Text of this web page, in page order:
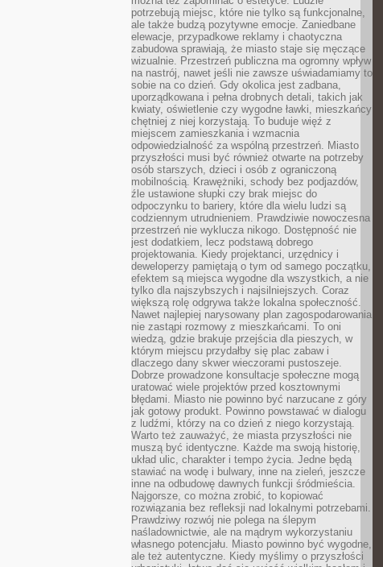
potrzebują miejsc, które nie tylko są funkcjonalne,
ale także budzą pozytywne emocje. Zaniedbane
elewacje, przypadkowe reklamy i chaotyczna
zabudowa sprawiają, że miasto staje się męczące
wizualnie. Przestrzeń publiczna ma ogromny wpływ
na nastrój, nawet jeśli nie zawsze uświadamiamy to
sobie na co dzień. Gdy okolica jest zadbana,
uporządkowana i pełna drobnych detali, takich jak
kwiaty, oświetlenie czy wygodne ławki, mieszkańcy
chętniej z niej korzystają. To buduje więź z
miejscem zamieszkania i wzmacnia
odpowiedzialność za wspólną przestrzeń. Miasto
przyszłości musi być również otwarte na potrzeby
osób starszych, dzieci i osób z ograniczoną
mobilnością. Krawężniki, schody bez podjazdów,
źle ustawione słupki czy brak miejsc do
odpoczynku to bariery, które dla wielu ludzi są
codziennym utrudnieniem. Prawdziwie nowoczesna
przestrzeń nie wyklucza nikogo. Dostępność nie
jest dodatkiem, lecz podstawą dobrego
projektowania. Kiedy projektanci, urzędnicy i
deweloperzy pamiętają o tym od samego początku,
efektem są miejsca wygodne dla wszystkich, a nie
tylko dla najszybszych i najsilniejszych. Coraz
większą rolę odgrywa także lokalna społeczność.
Nawet najlepiej narysowany plan zagospodarowania
nie zastąpi rozmowy z mieszkańcami. To oni
wiedzą, gdzie brakuje przejścia dla pieszych, w
którym miejscu przydałby się plac zabaw i
dlaczego dany skwer wieczorami pustoszeje.
Dobrze prowadzone konsultacje społeczne mogą
uratować wiele projektów przed kosztownymi
błędami. Miasto nie powinno być narzucane z góry
jak gotowy produkt. Powinno powstawać w dialogu
z ludźmi, którzy na co dzień z niego korzystają.
Warto też zauważyć, że miasta przyszłości nie
muszą być identyczne. Każde ma swoją historię,
układ ulic, charakter i tempo życia. Jedne będą
stawiać na wodę i bulwary, inne na zieleń, jeszcze
inne na odbudowę dawnych funkcji śródmieścia.
Najgorsze, co można zrobić, to kopiować
rozwiązania bez refleksji nad lokalnymi potrzebami.
Prawdziwy rozwój nie polega na ślepym
naśladownictwie, ale na mądrym wykorzystaniu
własnego potencjału. Miasto powinno być wygodne,
ale też autentyczne. Kiedy myślimy o przyszłości